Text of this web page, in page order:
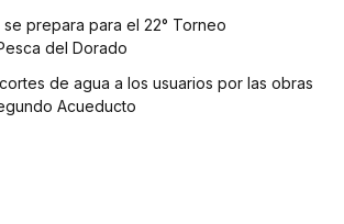
se prepara para el 22° Torneo
del Dorado
de agua a los usuarios por las obras
Acueducto